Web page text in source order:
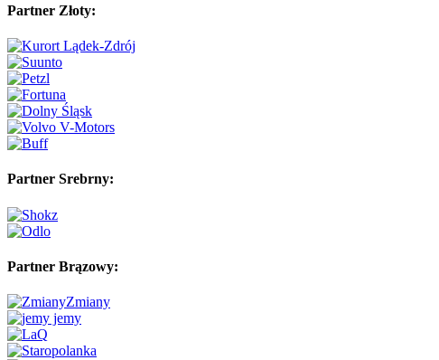
Partner Złoty:
Partner Srebrny:
Partner Brązowy: